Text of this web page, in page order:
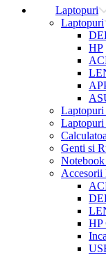
Laptopuri
Laptopuri
HP
Laptopuri
Genti si
Accesorii
HP